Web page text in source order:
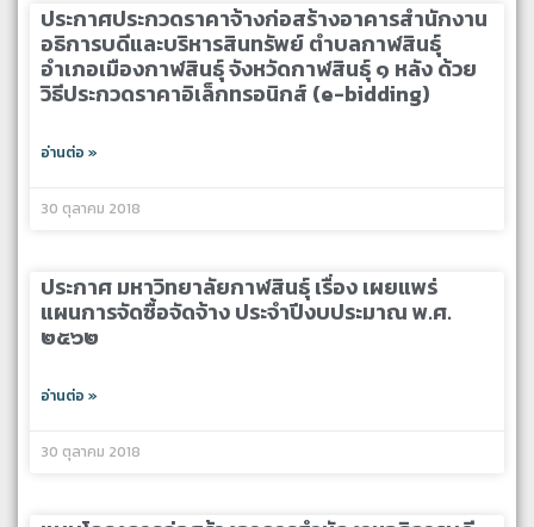
ประกาศประกวดราคาจ้างก่อสร้างอาคารสำนักงาน
อธิการบดีและบริหารสินทรัพย์ ตำบลกาฬสินธุ์
อำเภอเมืองกาฬสินธุ์ จังหวัดกาฬสินธุ์ ๑ หลัง ด้วย
วิธีประกวดราคาอิเล็กทรอนิกส์ (e-bidding)
อ่านต่อ »
30 ตุลาคม 2018
ประกาศ มหาวิทยาลัยกาฬสินธุ์ เรื่อง เผยแพร่
แผนการจัดซื้อจัดจ้าง ประจำปีงบประมาณ พ.ศ.
๒๕๖๒
อ่านต่อ »
30 ตุลาคม 2018